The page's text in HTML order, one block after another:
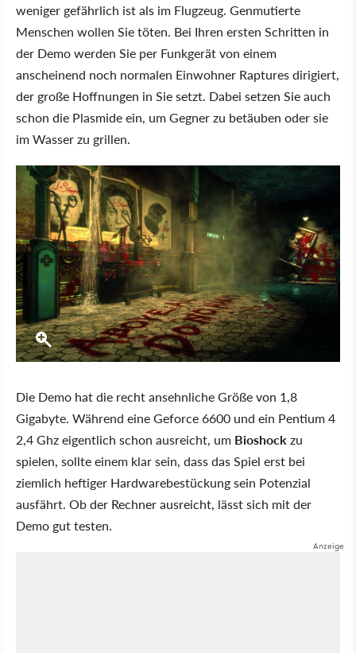
weniger gefährlich ist als im Flugzeug. Genmutierte
Menschen wollen Sie töten. Bei Ihren ersten Schritten in
der Demo werden Sie per Funkgerät von einem
anscheinend noch normalen Einwohner Raptures dirigiert,
der große Hoffnungen in Sie setzt. Dabei setzen Sie auch
schon die Plasmide ein, um Gegner zu betäuben oder sie
im Wasser zu grillen.
Die Demo hat die recht ansehnliche Größe von 1,8
Gigabyte. Während eine Geforce 6600 und ein Pentium 4
2,4 Ghz eigentlich schon ausreicht, um Bioshock zu
spielen, sollte einem klar sein, dass das Spiel erst bei
ziemlich heftiger Hardwarebestückung sein Potenzial
ausfährt. Ob der Rechner ausreicht, lässt sich mit der
Demo gut testen.